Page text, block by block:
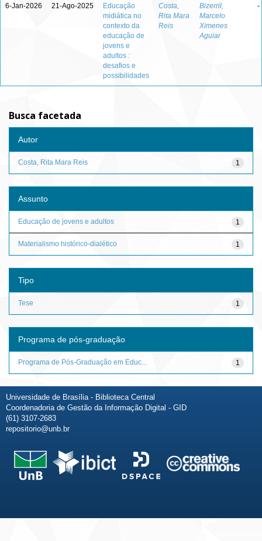
6-Jan-2026 21-Ago-2025
Educação
midiática no
contexto da
educação de
jovens e
adultos :
desafios e
possibilidades
Costa,
Rita Mara
Reis
Bizerril,
Marcelo
Ximenes
Aguiar
-
Busca facetada
Autor
1
Costa, Rita Mara Reis
Assunto
1
Educação de jovens e adultos
1
Materialismo histórico-dialético
Tipo
1
Tese
Programa de pós-graduação
1
Programa de Pós-Graduação em Educ...
Universidade de Brasília - Biblioteca Central
Coordenadoria de Gestão da Informação Digital - GID
(61) 3107-2683
repositorio@unb.br